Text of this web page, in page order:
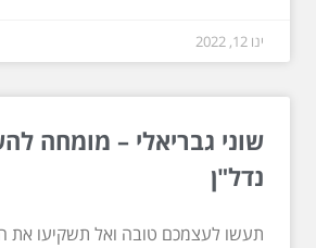
ינו 12, 2022
שוני גבריאלי – מומחה
נדל"ן
תעשו לעצמכם טובה ואל תשקיעו את